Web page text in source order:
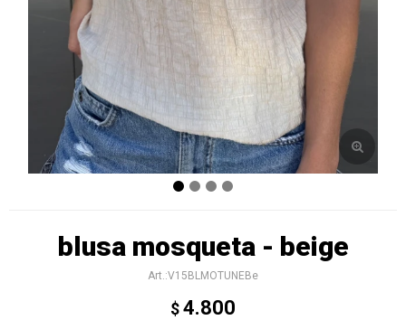
blusa mosqueta - beige
V15BLMOTUNEBe
$ 4.800